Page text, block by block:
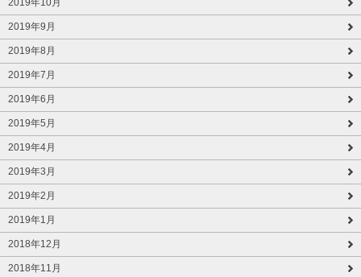
2019年9月
2019年8月
2019年7月
2019年6月
2019年5月
2019年4月
2019年3月
2019年2月
2019年1月
2018年12月
2018年11月